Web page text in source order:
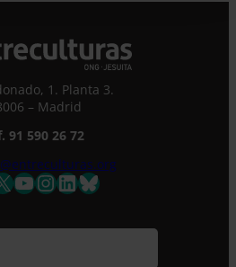
en los que te
no dejes de completar
instante, te daremos de
de datos y podrás estar
novedades.
*
1. Planta 3.
– Madrid
91 590 26 72
YouTube
Instagram
LinkedIn
Bluesky